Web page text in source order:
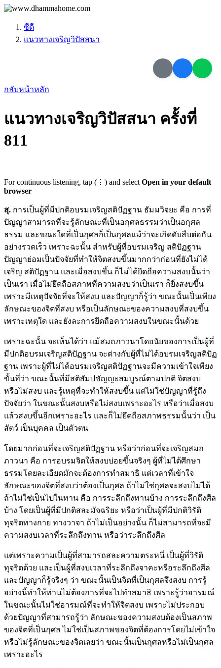
ซีดี
แนวทางเจริญวิปัสสนา
กลับหน้าหลัก
แนวทางเจริญวิปัสสนา ครั้งที่
811
For continuous listening, tap (⋮) and select Open in your default
browser
สุ. การเป็นผู้ที่มีปกติอบรมเจริญสติปัฏฐาน ธัมมวิจยะ คือ การที่
ปัญญาสามารถที่จะรู้ลักษณะที่เป็นอกุศลธรรมว่าเป็นอกุศล
ธรรม และขณะใดที่เป็นกุศลก็เป็นกุศลแม้ว่าจะเกิดดับสืบต่อกัน
อย่างรวดเร็ว เพราะฉะนั้น สำหรับผู้ที่อบรมเจริญ สติปัฏฐาน
ปัญญาย่อมเป็นปัจจัยที่ทำให้จิตสงบขึ้นมากกว่าก่อนที่ยังไม่ได้
เจริญ สติปัฏฐาน และเมื่อสงบขึ้น ก็ไม่ได้ยึดถือความสงบนั้นว่า
เป็นเรา เมื่อไม่ยึดถือสภาพที่ความสงบว่าเป็นเรา ก็ยิ่งสงบขึ้น
เพราะมีเหตุปัจจัยที่จะให้สงบ และปัญญาก็รู้ว่า ขณะนั้นเป็นเพียง
ลักษณะของจิตที่สงบ หรือเป็นลักษณะของความสงบที่สงบขึ้น
เพราะเหตุใด และยังละการยึดถือความสงบในขณะนั้นด้วย
เพราะฉะนั้น จะเห็นได้ว่า แม้สมถภาวนาโดยนัยของการเป็นผู้ที่
มีปกติอบรมเจริญสติปัฏฐาน จะต่างกับผู้ที่ไม่ได้อบรมเจริญสติปัฏ
ฐาน เพราะผู้ที่ไม่ได้อบรมเจริญสติปัฏฐานจะมีความเข้าใจเพียง
ขั้นที่ว่า ขณะนั้นที่มีสติสัมปชัญญะสมบูรณ์ตามปกติ จิตสงบ
หรือไม่สงบ และรู้เหตุที่จะทำให้สงบขึ้น แต่ไม่ใช่ปัญญาที่รู้ถึง
ปัจจัยว่า ในขณะนั้นสงบหรือไม่สงบเพราะอะไร หรือว่าเมื่อสงบ
แล้วสงบขึ้นอีกเพราะอะไร และก็ไม่ยึดถือสภาพธรรมนั้นว่า เป็น
สัตว์ เป็นบุคคล เป็นตัวตน
โดยมากก่อนที่จะเจริญสติปัฏฐาน หรือว่าก่อนที่จะเจริญสมถ
ภาวนา คือ การอบรมจิตให้สงบบ่อยขึ้นจริงๆ ผู้ที่ไม่ได้ศึกษา
ธรรมโดยละเอียดมักจะต้องการทำสมาธิ แต่เวลาที่เข้าใจ
ลักษณะของจิตที่สงบว่าต้องเป็นกุศล ถ้าไม่ใช่กุศลจะสงบไม่ได้
ถ้าไม่ใช่เป็นไปในทาน คือ การระลึกถึงทานบ้าง การระลึกถึงศีล
บ้าง โดยเป็นผู้ที่มีปกติสละมัจฉริยะ หรือว่าเป็นผู้ที่มีปกติวิรัติ
ทุจริตทางกาย ทางวาจา ถ้าไม่เป็นอย่างนั้น ก็ไม่สามารถที่จะมี
ความสงบเวลาที่ระลึกถึงทาน หรือว่าระลึกถึงศีล
แต่เพราะความเป็นผู้ที่สามารถสละความตระหนี่ เป็นผู้ที่วิรัติ
ทุจริตด้วย และเป็นผู้ที่สงบเวลาที่ระลึกถึงจาคะหรือระลึกถึงศีล
และปัญญาก็รู้จริงๆ ว่า ขณะนั้นเป็นจิตที่เป็นกุศลจึงสงบ การรู้
อย่างนี้ทำให้ท่านไม่ต้องการที่จะไปทำสมาธิ เพราะรู้ว่าอารมณ์
ในขณะนั้นไม่ใช่อารมณ์ที่จะทำให้จิตสงบ เพราะไม่ประกอบ
ด้วยปัญญาที่สามารถรู้ว่า ลักษณะของความสงบต้องเป็นสภาพ
ของจิตที่เป็นกุศล ไม่ใช่เป็นสภาพของจิตที่ต้องการโดยไม่เข้าใจ
หรือไม่รู้ลักษณะของจิตเลยว่า ขณะนั้นเป็นกุศลหรือไม่เป็นกุศล
เพราะอะไร